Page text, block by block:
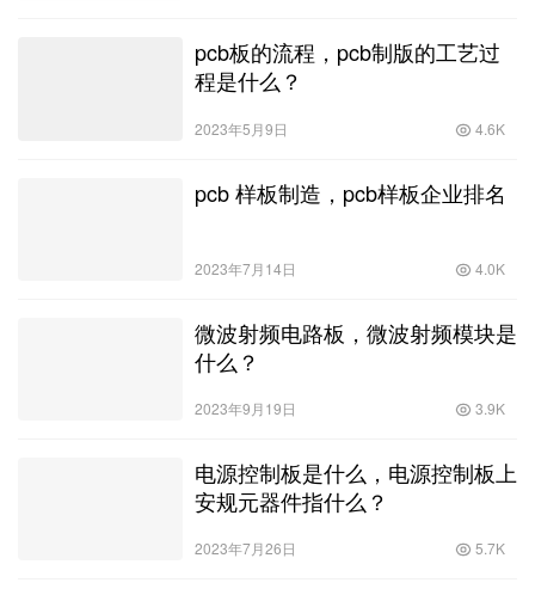
pcb板的流程，pcb制版的工艺过
程是什么？
2023年5月9日 4.6K
pcb 样板制造，pcb样板企业排名
2023年7月14日 4.0K
微波射频电路板，微波射频模块是
什么？
2023年9月19日 3.9K
电源控制板是什么，电源控制板上
安规元器件指什么？
2023年7月26日 5.7K